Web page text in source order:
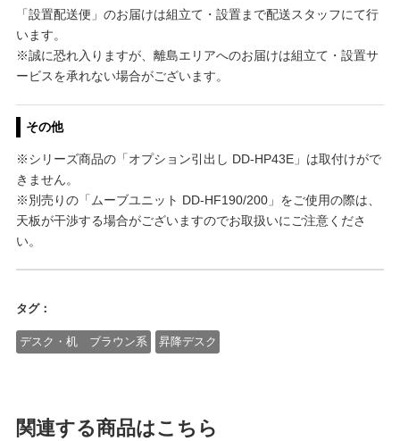
「設置配送便」のお届けは組立て・設置まで配送スタッフにて行
います。
※誠に恐れ入りますが、離島エリアへのお届けは組立て・設置サ
ービスを承れない場合がございます。
その他
※シリーズ商品の「オプション引出し DD-HP43E」は取付けがで
きません。
※別売りの「ムーブユニット DD-HF190/200」をご使用の際は、
天板が干渉する場合がございますのでお取扱いにご注意くださ
い。
タグ：
デスク・机 ブラウン系 昇降デスク
関連する商品はこちら